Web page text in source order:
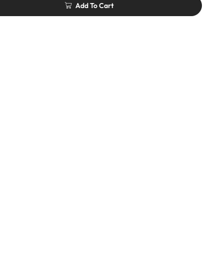
Add To Cart